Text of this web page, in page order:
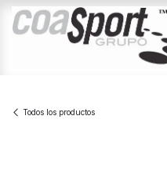
Ir al contenido
Todos los productos